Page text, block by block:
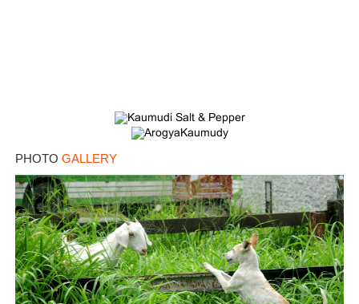
PHOTO GALLERY